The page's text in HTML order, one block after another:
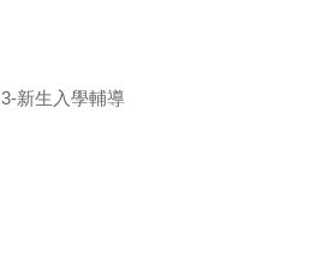
3-新生入學輔導